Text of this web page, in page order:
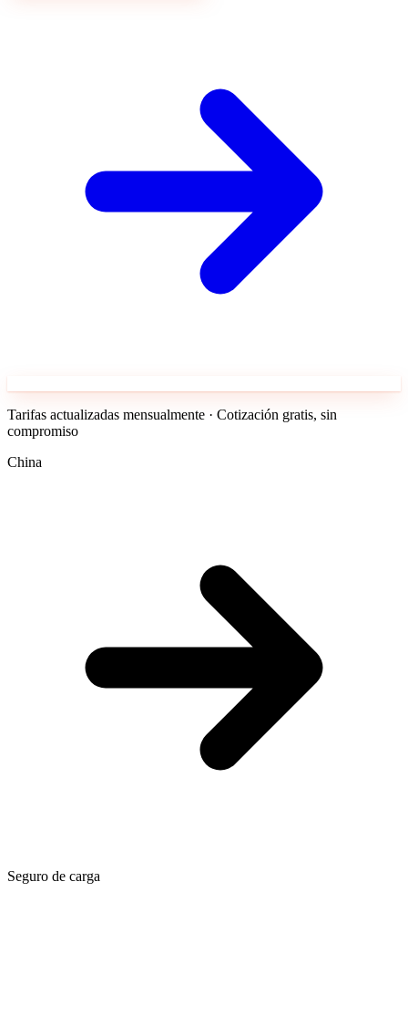
Tarifas actualizadas mensualmente · Cotización gratis, sin
compromiso
China
Seguro de carga